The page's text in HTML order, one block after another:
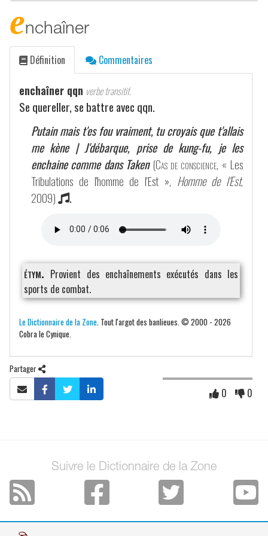
enchaîner
Définition Commentaires
enchaîner qqn verbe transitif.
Se quereller, se battre avec qqn.
Putain mais t'es fou vraiment, tu croyais que t'allais
me kène | J'débarque, prise de kung-fu, je les
enchaine comme dans Taken (Cas de conscience, « Les
Tribulations de l'homme de l'Est », Homme de l'Est,
2009)
.
étym. Provient des enchaînements exécutés dans les
sports de combat.
Le Dictionnaire de la Zone . Tout l'argot des banlieues. © 2000 - 2026
Cobra le Cynique.
Partager
0 0
Suivre le Dictionnaire de la Zone